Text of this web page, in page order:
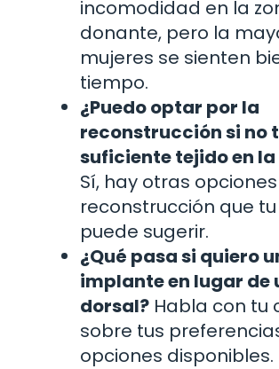
incomodidad en la
donante, pero la
mujeres se sienten
tiempo.
¿Puedo optar por la
reconstrucción si no
suficiente tejido en
Sí, hay otras
reconstrucción que
puede sugerir.
¿Qué pasa si quiero
implante en lugar de
dorsal? Habla con tu
sobre tus
opciones disponibles.